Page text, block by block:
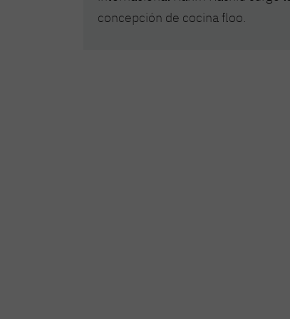
concepción de cocina floo.